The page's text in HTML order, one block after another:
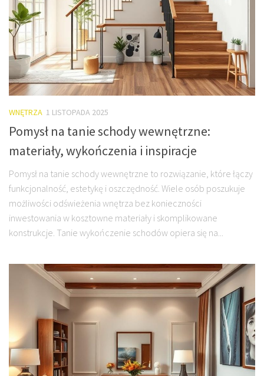
WNĘTRZA 1 LISTOPADA 2025
Pomysł na tanie schody wewnętrzne:
materiały, wykończenia i inspiracje
Pomysł na tanie schody wewnętrzne to rozwiązanie, które łączy
funkcjonalność, estetykę i oszczędność. Wiele osób poszukuje
możliwości odświeżenia wnętrza bez konieczności
inwestowania w kosztowne materiały i skomplikowane
konstrukcje. Tanie wykończenie schodów opiera się na...